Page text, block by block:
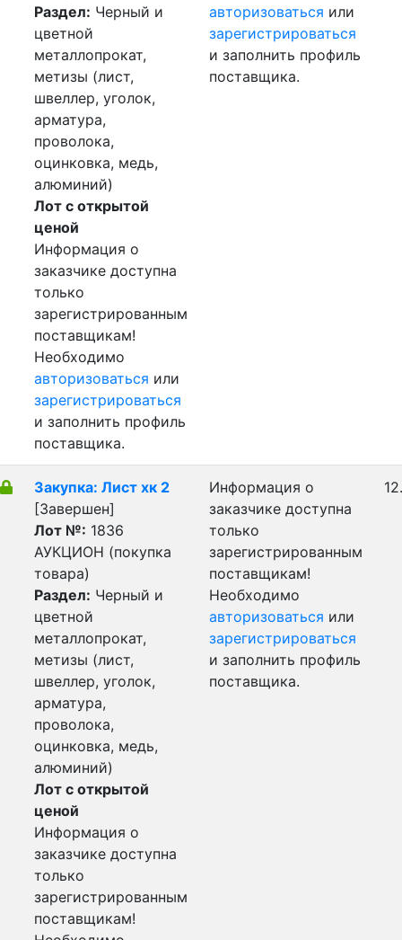
Раздел: Черный и
цветной
металлопрокат,
метизы (лист,
швеллер, уголок,
арматура,
проволока,
оцинковка, медь,
алюминий)
Лот с открытой
ценой
Информация о
заказчике доступна
только
зарегистрированным
поставщикам!
Необходимо
авторизоваться или
зарегистрироваться
и заполнить профиль
поставщика.
авторизоваться или
зарегистрироваться
и заполнить профиль
поставщика.
Закупка: Лист хк 2
[Завершен]
Лот №: 1836
АУКЦИОН (покупка
товара)
Раздел: Черный и
цветной
металлопрокат,
метизы (лист,
швеллер, уголок,
арматура,
проволока,
оцинковка, медь,
алюминий)
Лот с открытой
ценой
Информация о
заказчике доступна
только
зарегистрированным
поставщикам!
Информация о
заказчике доступна
только
зарегистрированным
поставщикам!
Необходимо
авторизоваться или
зарегистрироваться
и заполнить профиль
поставщика.